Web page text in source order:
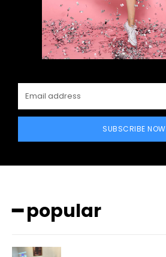
SUBSCRIBE NOW
━ popular